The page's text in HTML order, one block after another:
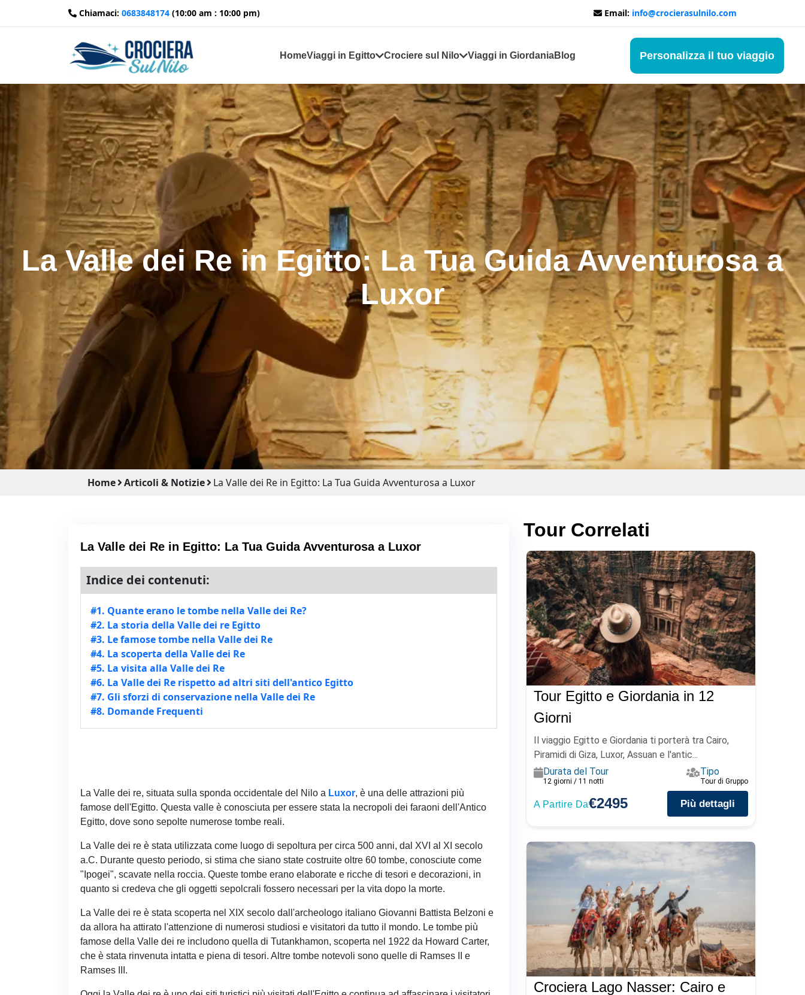
Chiamaci: 0683848174 (10:00 am : 10:00 pm) Email: info@crocierasulnilo.com
HomeViaggi in Egitto Crociere sul Nilo Viaggi in GiordaniaBlog Personalizza il tuo viaggio
La Valle dei Re in Egitto: La Tua Guida Avventurosa a
Luxor
Home Articoli & Notizie La Valle dei Re in Egitto: La Tua Guida Avventurosa a Luxor
La Valle dei Re in Egitto: La Tua Guida Avventurosa a Luxor
Indice dei contenuti:
#1. Quante erano le tombe nella Valle dei Re?
#2. La storia della Valle dei re Egitto
#3. Le famose tombe nella Valle dei Re
#4. La scoperta della Valle dei Re
#5. La visita alla Valle dei Re
#6. La Valle dei Re rispetto ad altri siti dell'antico Egitto
#7. Gli sforzi di conservazione nella Valle dei Re
#8. Domande Frequenti
La Valle dei re, situata sulla sponda occidentale del Nilo a Luxor, è una delle attrazioni più
famose dell'Egitto. Questa valle è conosciuta per essere stata la necropoli dei faraoni dell'Antico
Egitto, dove sono sepolte numerose tombe reali.
La Valle dei re è stata utilizzata come luogo di sepoltura per circa 500 anni, dal XVI al XI secolo
a.C. Durante questo periodo, si stima che siano state costruite oltre 60 tombe, conosciute come
"Ipogei", scavate nella roccia. Queste tombe erano elaborate e ricche di tesori e decorazioni, in
quanto si credeva che gli oggetti sepolcrali fossero necessari per la vita dopo la morte.
La Valle dei re è stata scoperta nel XIX secolo dall'archeologo italiano Giovanni Battista Belzoni e
da allora ha attirato l'attenzione di numerosi studiosi e visitatori da tutto il mondo. Le tombe più
famose della Valle dei re includono quella di Tutankhamon, scoperta nel 1922 da Howard Carter,
che è stata rinvenuta intatta e piena di tesori. Altre tombe notevoli sono quelle di Ramses II e
Ramses III.
Tour Correlati
Tour Egitto e Giordania in 12
Giorni
Il viaggio Egitto e Giordania ti porterà tra Cairo,
Piramidi di Giza, Luxor, Assuan e l'antic...
Durata del Tour
12 giorni / 11 notti
Tipo
Tour di Gruppo
A Partire Da€2495 Più dettagli
Crociera Lago Nasser: Cairo e